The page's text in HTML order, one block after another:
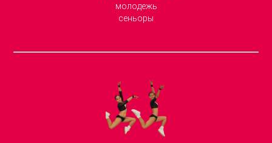
молодежь
сеньоры